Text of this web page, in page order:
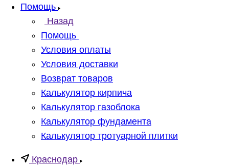
Помощь
Назад
Помощь
Условия оплаты
Условия доставки
Возврат товаров
Калькулятор кирпича
Калькулятор газоблока
Калькулятор фундамента
Калькулятор тротуарной плитки
Краснодар